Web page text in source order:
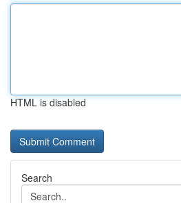
HTML is disabled
Search